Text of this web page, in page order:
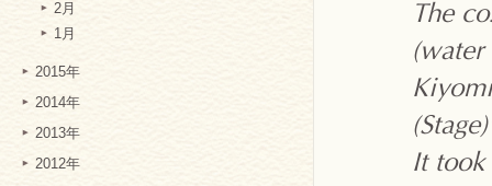
2月
1月
2015年
2014年
2013年
2012年
The
It took